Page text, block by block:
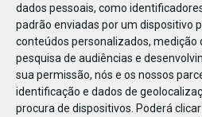
dados pessoais, como
padrão enviadas por um dispositivo
conteúdos personalizados, medição
pesquisa de audiências e
sua permissão, nós e os nossos
identificação e dados de
procura de dispositivos. Poderá